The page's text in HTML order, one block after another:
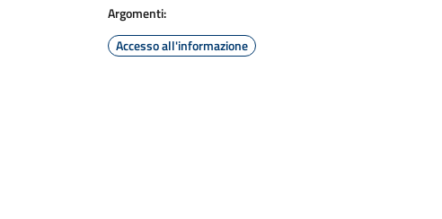
Argomenti:
Accesso all'informazione